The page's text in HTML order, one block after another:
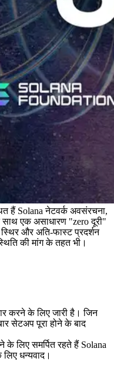
हैं Solana नेटवर्क अवसंरचना,
एक असाधारण "zero दूरी"
और अति-फास्ट प्रदर्शन
की मांग के तहत भी।
करने के लिए जारी है। जिन
सेटअप पूरा होने के बाद
लिए समर्पित रहते हैं Solana
धन्यवाद।